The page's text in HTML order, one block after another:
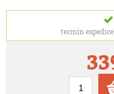
termín expedice